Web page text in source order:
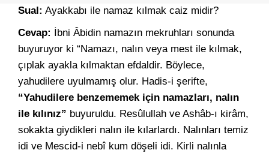
Sual: Ayakkabı ile namaz kılmak caiz midir?
Cevap: İbni Âbidin namazın mekruhları sonunda
buyuruyor ki “Namazı, nalın veya mest ile kılmak,
çıplak ayakla kılmaktan efdaldir. Böylece,
yahudilere uyulmamış olur. Hadis-i şerifte,
“Yahudilere benzememek için namazları, nalın
ile kılınız” buyuruldu. Resûlullah ve Ashâb-ı kirâm,
sokakta giydikleri nalın ile kılarlardı. Nalınları temiz
idi ve Mescid-i nebî kum döşeli idi. Kirli nalınla